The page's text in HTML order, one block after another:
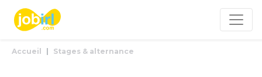
Accueil Stages & alternance
Panneau de gestion des cookies